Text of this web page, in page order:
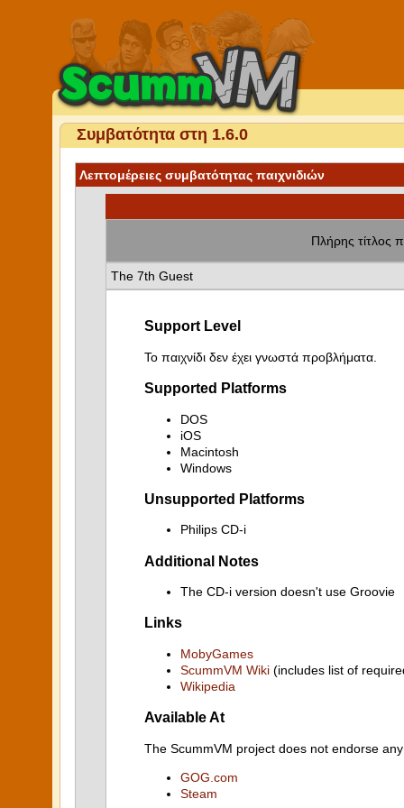
Συμβατότητα στη 1.6.0
Λεπτομέρειες συμβατότητας παιχνιδιών
Πλήρης τίτλος
The 7th Guest
Support Level
Το παιχνίδι δεν έχει γνωστά προβλήματα.
Supported Platforms
DOS
iOS
Macintosh
Windows
Unsupported Platforms
Philips CD-i
Additional Notes
The CD-i version doesn't use Groovie
Links
MobyGames
ScummVM Wiki (includes list of
Wikipedia
Available At
The ScummVM project does not endorse
GOG.com
Steam